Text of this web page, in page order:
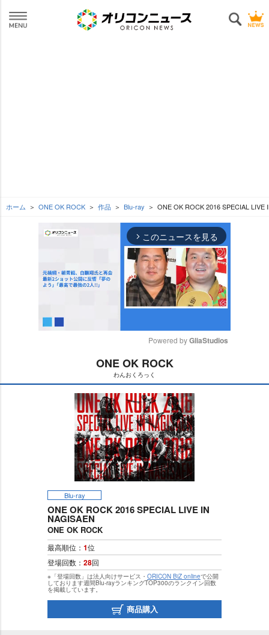
ホーム ONE OK ROCK 作品 Blu-ray ONE OK ROCK 2016 SPECIAL LIVE
arrow_forward_ios このニュースを見る
t
e
Powered by GliaStudios
ONE OK ROCK
わんおくろっく
Blu-ray
ONE OK ROCK 2016 SPECIAL LIVE IN
NAGISAEN
ONE OK ROCK
最高順位： 1位
登場回数： 28回
※「登場回数」は法人向けサービス・ ORICON BiZ onlineで公開
しております週間Blu-rayランキングTOP300のランクイン回数
を掲載しています。
商品購入